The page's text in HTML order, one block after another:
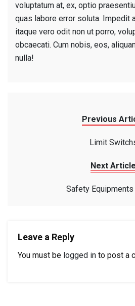
voluptatum at, ex, optio
quas labore error soluta. Impedit
itaque vero odit non ut porro,
obcaecati. Cum nobis, eos,
nulla!
Previous
Limit
Next Article
Safety Equipments
Leave a Reply
You must be logged in to post a